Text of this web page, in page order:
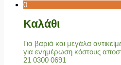
0
Καλάθι
Για βαριά και μεγάλα
για ενημέρωση κόστους
21 0300 0691